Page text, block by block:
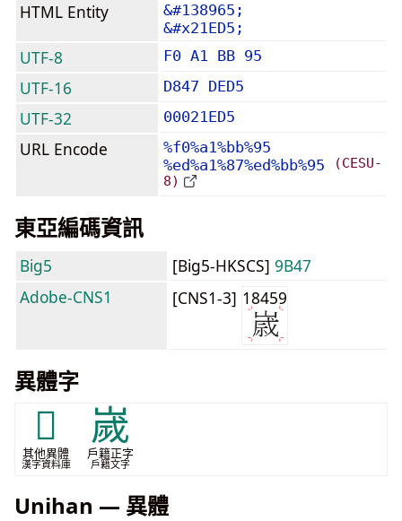
HTML Entity
&#138965;
&#x21ED5;
UTF-8 F0 A1 BB 95
UTF-16 D847 DED5
UTF-32 00021ED5
URL Encode
%f0%a1%bb%95
%ed%a1%87%ed%bb%95
(CESU-
8)
東亞編碼資訊
Big5 [Big5-HKSCS] 9B47
Adobe-CNS1
[CNS1-3] 18459
異體字
𪩈
其他異體
漢字資料庫
嵗
戶籍正字
戶籍文字
Unihan — 異體